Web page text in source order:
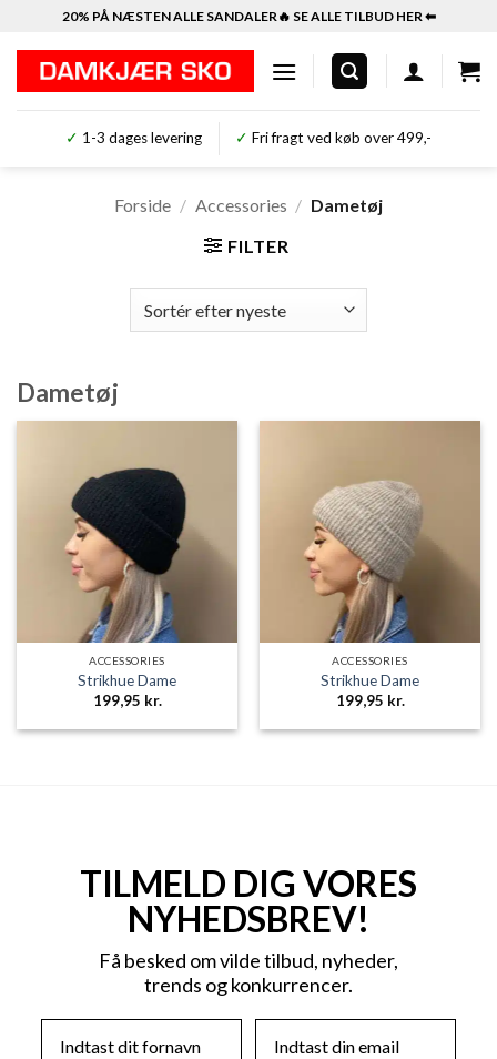
indhold
20% PÅ NÆSTEN ALLE SANDALER🔥 SE ALLE TILBUD HER ⬅︎
✓ 1-3 dages levering ✓ Fri fragt ved køb over 499,-
Forside / Accessories / Dametøj
FILTER
Dametøj
ACCESSORIES
Strikhue Dame
199,95 kr.
ACCESSORIES
Strikhue Dame
199,95 kr.
TILMELD DIG VORES
NYHEDSBREV!
Få besked om vilde tilbud, nyheder,
trends og konkurrencer.